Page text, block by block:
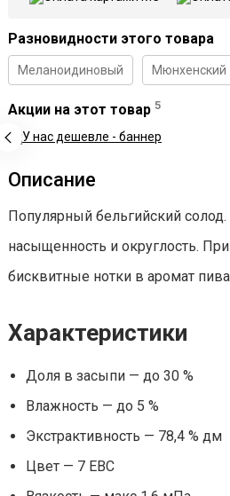
Разновидности этого товара
Меланоидиновый Мюнхенский
Акции на этот товар 5
Описание
Популярный бельгийский
насыщенность и округлость.
бисквитные нотки в аромат
Характеристики
Доля в засыпи — до 30 %
Влажность — до 5 %
Экстрактивность — 78,4 % дм
Цвет — 7 EBC